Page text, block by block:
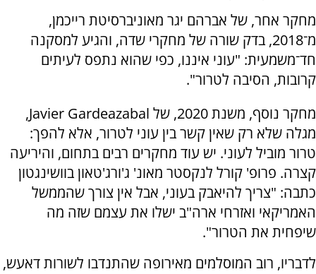
מחקר אחר, של אברהם יגר מאוניברסיטת רייכמן,
מ־2018, בדק שורה של מחקרי שדה, והגיע למסקנה
חד־משמעית: "עוני איננו, כפי שהוא נתפס לעיתים
קרובות, הסיבה לטרור".
מחקר נוסף, משנת 2020, של Javier Gardeazabal,
מגלה שלא רק שאין קשר בין עוני לטרור, אלא להפך:
טרור מוביל לעוני. יש עוד מחקרים רבים בתחום, והיריעה
קצרה. פרופ' קורל לנקסטר מאונ' ג'ורג'טאון בוושינגטון
כתבה: "צריך להיאבק בעוני, אבל אין צורך שהממשל
האמריקאי ואזרחי ארה"ב ישלו את עצמם שזה מה
שיפחית את הטרור".
לדבריו, רוב המוסלמים מאירופה שהתנדבו לשורות דאעש,